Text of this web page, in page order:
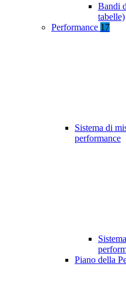
Bandi
tabelle)
Performance 17
Sistema di
performance
Piano della